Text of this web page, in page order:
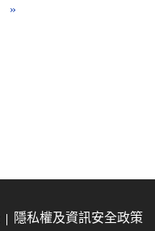
»
隱私權及資訊安全政策